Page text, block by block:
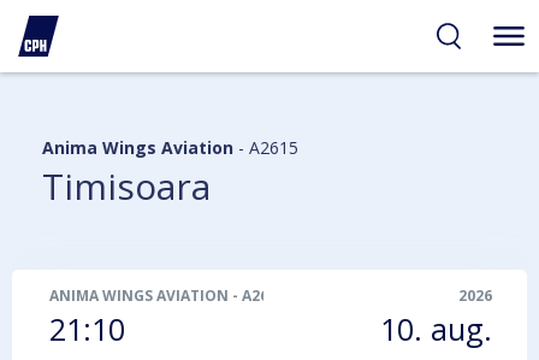
Anima Wings Aviation - A2615
Timisoara
ANIMA WINGS AVIATION -A2615
21:10
2026
10. aug.